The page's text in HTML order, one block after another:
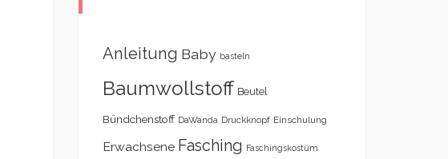
Anleitung Baby basteln
Baumwollstoff Beutel
Bündchenstoff DaWanda Druckknopf Einschulung
Erwachsene Fasching Faschingskostüm